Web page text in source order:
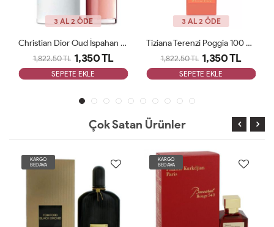
3 AL 2 ÖDE
Christian Dior Oud İspahan Edp Unisex ARC 125 Ml JLT Unisex
1,822.50 TL 1,350 TL
SEPETE EKLE
3 AL 2 ÖDE
Tiziana Terenzi Poggia 100 Ml ARC Parfüm JLT Unisex
1,822.50 TL 1,350 TL
SEPETE EKLE
Çok Satan Ürünler
KARGO
BEDAVA
KARGO
BEDAVA